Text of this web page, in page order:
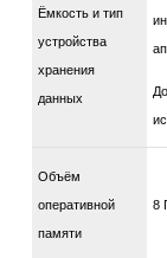
Ёмкость и тип
устройства
хранения
данных
Объём
оперативной
памяти
8